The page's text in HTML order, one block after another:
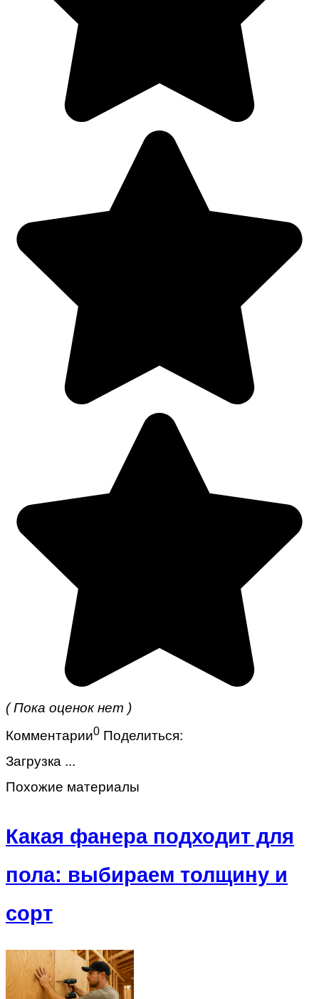
( Пока оценок нет )
Комментарии0 Поделиться:
Загрузка ...
Похожие материалы
Какая фанера подходит для
пола: выбираем толщину и
сорт